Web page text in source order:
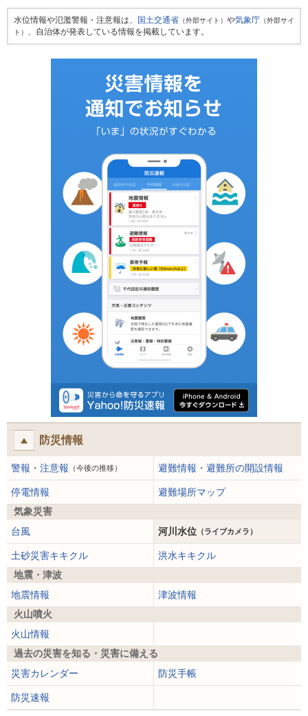
水位情報や氾濫警報・注意報は、 国土交通省 （外部サイト） や気象庁 （外部サイ
ト） 、自治体が発表している情報を掲載しています。
防災情報
警報・注意報 （今後の推移） 避難情報・避難所の開設情報
停電情報
避難場所マップ
気象災害
台風
河川水位 （ライブカメラ）
土砂災害キキクル
洪水キキクル
地震・津波
地震情報
津波情報
火山噴火
火山情報
過去の災害を知る・災害に備える
災害カレンダー
防災手帳
防災速報